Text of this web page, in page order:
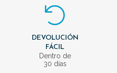
DEVOLUCIÓN
FÁCIL
Dentro de
30 días